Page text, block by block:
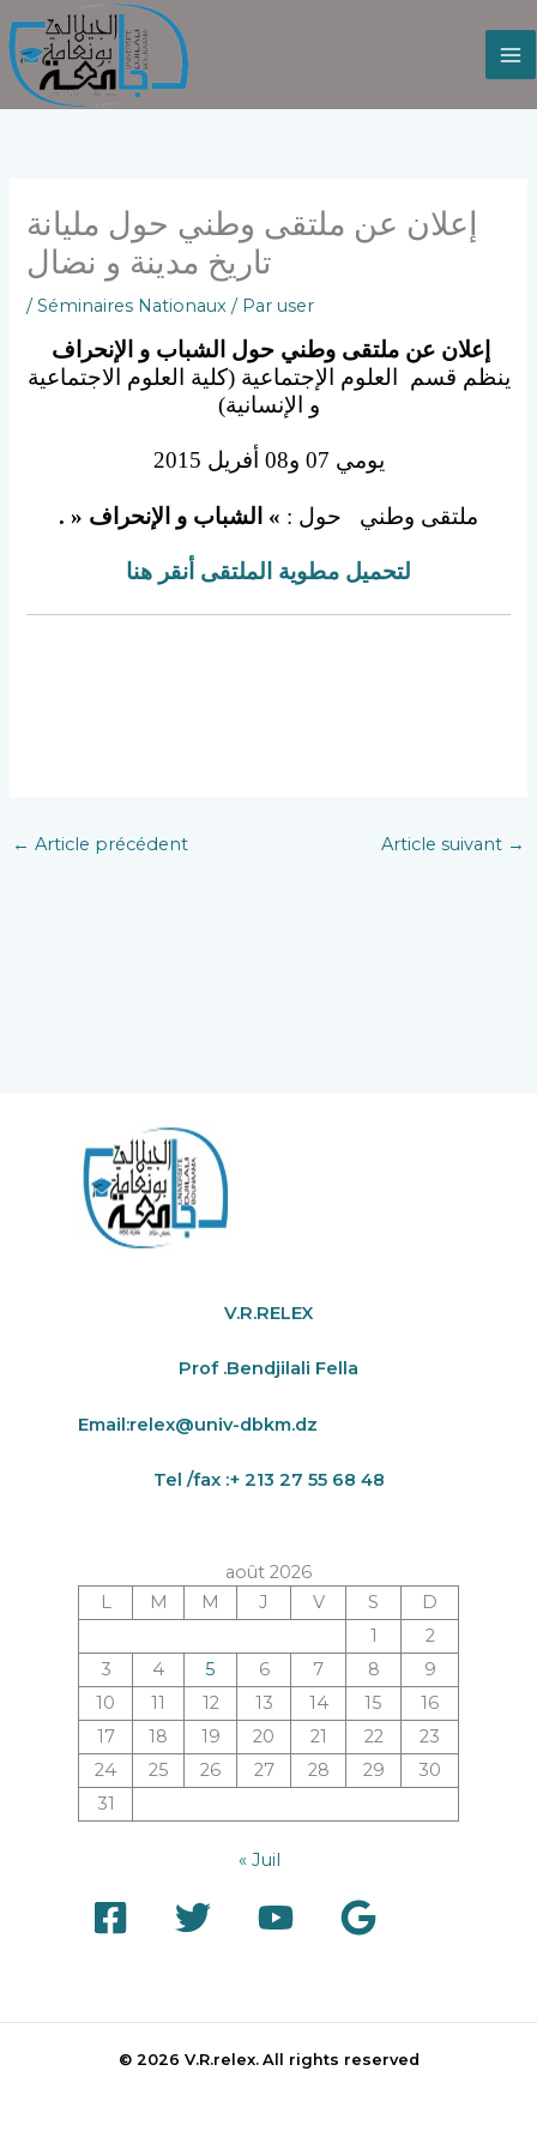
au
contenu
إعلان عن ملتقى وطني حول مليانة
تاريخ مدينة و نضال
/Séminaires Nationaux / Paruser
ينظم قسم العلوم الإجتماعية (كلية العلوم الاجتماعية
و الإنسانية)
ملتقى وطني حول : » الشباب و الإنحراف « .
لتحميل مطوية الملتقى أنقر هنا
← Article précédent Article suivant →
V.R.RELEX
Prof .Bendjilali Fella
Email:relex@univ-dbkm.dz
Tel /fax :+ 213 27 55 68 48
août 2026
L
M M J V S
D
1
2
3
4 5 6 7 8
9
10
11 12 13 14 15
16
17
18 19 20 21 22
23
24
25 26 27 28 29
30
31
« Juil
© 2026 V.R.relex. All rights reserved